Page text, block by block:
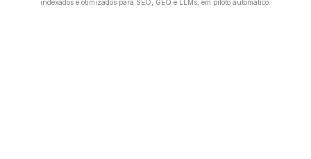
indexados e otimizados para SEO, GEO e LLMs, em piloto automático.